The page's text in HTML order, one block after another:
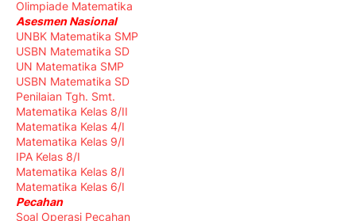
Olimpiade Matematika
Asesmen Nasional
UNBK Matematika SMP
USBN Matematika SD
UN Matematika SMP
USBN Matematika SD
Penilaian Tgh. Smt.
Matematika Kelas 8/II
Matematika Kelas 4/I
Matematika Kelas 9/I
IPA Kelas 8/I
Matematika Kelas 8/I
Matematika Kelas 6/I
Pecahan
Soal Operasi Pecahan